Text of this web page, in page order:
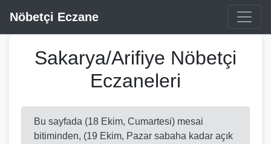
Nöbetçi Eczane
Sakarya/Arifiye Nöbetçi
Eczaneleri
Bu sayfada (18 Ekim, Cumartesi) mesai
bitiminden, (19 Ekim, Pazar sabaha kadar açık